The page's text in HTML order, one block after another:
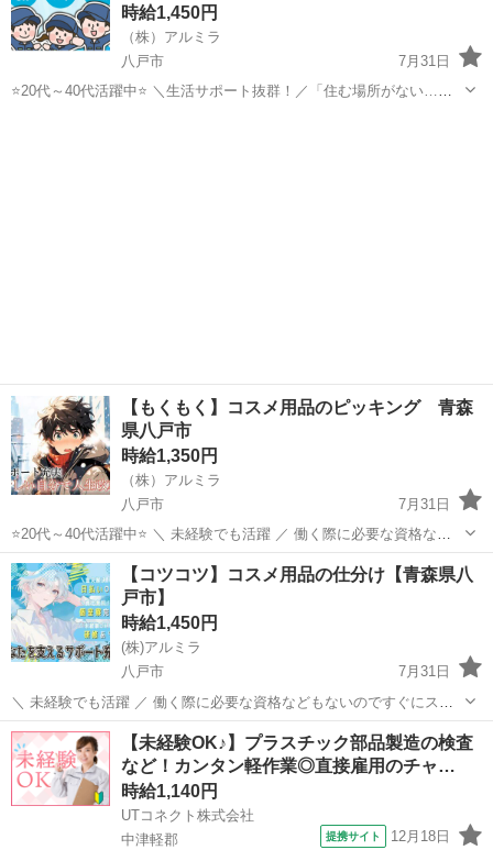
時給1,450円
（株）アルミラ
八戸市
7月31日
⭐20代～40代活躍中⭐ ＼生活サポート抜群！／「住む場所がない…」
【もくもく】コスメ用品のピッキング 青森
県八戸市
時給1,350円
（株）アルミラ
八戸市
7月31日
⭐20代～40代活躍中⭐ ＼ 未経験でも活躍 ／ 働く際に必要な資格など
もないのですぐにスタートできる環境です！ プロのコーディネーター
がサポートします♪ お急ぎの方は『06-4963-0032』にお電話下さい...
青森 八戸市 倉庫 時給
【コツコツ】コスメ用品の仕分け【青森県八
戸市】
時給1,450円
(株)アルミラ
八戸市
7月31日
＼ 未経験でも活躍 ／ 働く際に必要な資格などもないのですぐにスタ
ートできる環境です！ プロのコーディネーターがサポートします♪ お
急ぎの方は『06-4963-0032』にお電話下さい！ 〇●L...
青森 八戸市 倉庫 時給
【未経験OK♪】プラスチック部品製造の検査
など！カンタン軽作業◎直接雇用のチャ…
時給1,140円
UTコネクト株式会社
中津軽郡
提携サイト 12月18日